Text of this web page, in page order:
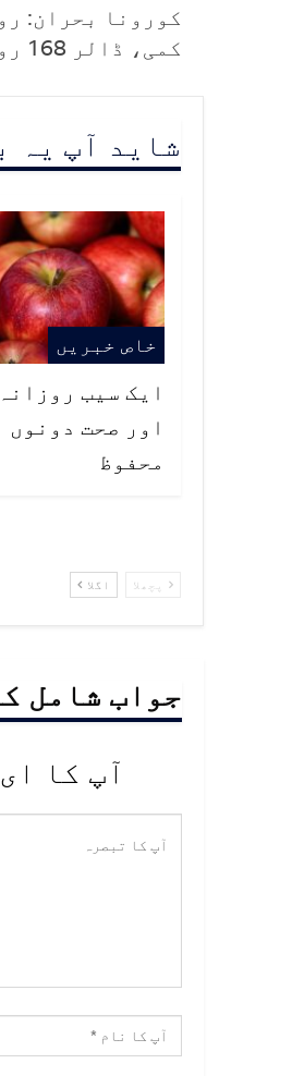
کورونا بحران:
کمی، ڈالر 168 روپے کا ہوگیا
شاید آپ یہ
خاص خبریں
ایک سیب
اور صحت دونوں
محفوظ
پچھلا اگلا
جواب شامل
آپ کا